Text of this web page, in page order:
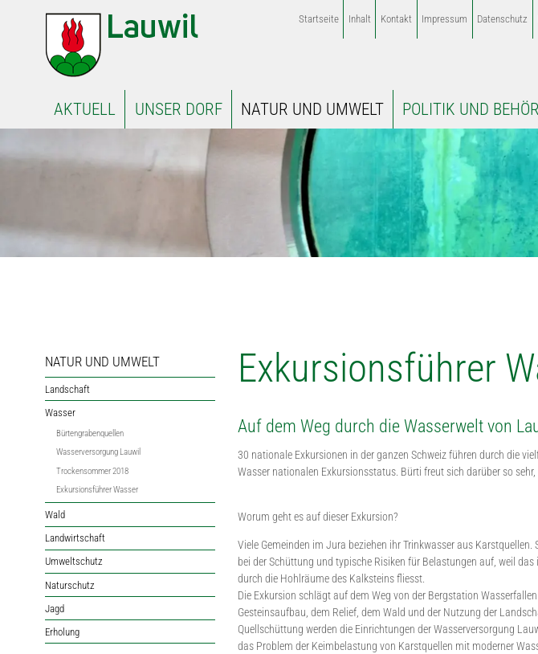
Startseite Inhalt Kontakt Impressum Datenschutz
AKTUELL UNSER DORF NATUR UND UMWELT POLITIK UND
NATUR UND UMWELT
Landschaft
Wasser
Bürtengrabenquellen
Wasserversorgung Lauwil
Trockensommer 2018
Exkursionsführer Wasser
Wald
Landwirtschaft
Umweltschutz
Naturschutz
Jagd
Erholung
Exkursionsführer
Auf dem Weg durch die Wasserwelt von
30 nationale Exkursionen in der ganzen Schweiz führen durch die
Wasser nationalen Exkursionsstatus. Bürti freut sich darüber so
Worum geht es auf dieser Exkursion?
Viele Gemeinden im Jura beziehen ihr Trinkwasser aus
bei der Schüttung und typische Risiken für Belastungen auf, weil
durch die Hohlräume des Kalksteins fliesst.
Die Exkursion schlägt auf dem Weg von der Bergstation
Gesteinsaufbau, dem Relief, dem Wald und der Nutzung der
Quellschüttung werden die Einrichtungen der Wasserversorgung
das Problem der Keimbelastung von Karstquellen mit moderner